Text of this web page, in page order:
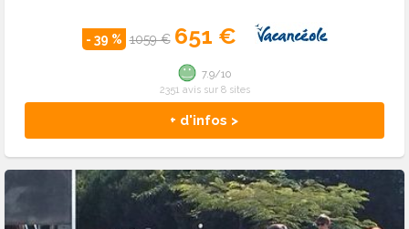
- 39 % 1059 € 651 €
+ d'infos >
7.9/10
2351 avis sur 8 sites